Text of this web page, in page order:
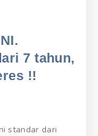
7 tahun,
!!
standar dari